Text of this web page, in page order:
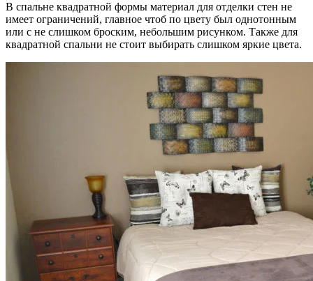
В спальне квадратной формы материал для отделки стен не
имеет ограничений, главное чтоб по цвету был однотонным
или с не слишком броским, небольшим рисунком. Также для
квадратной спальни не стоит выбирать слишком яркие цвета.